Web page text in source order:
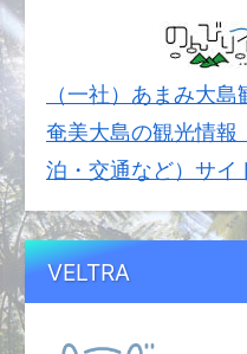
（一社）あまみ大
奄美大島の観光情報
泊・交通など）サイ
VELTRA